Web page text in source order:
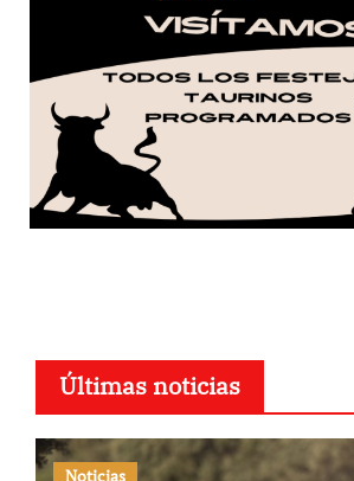
Últimas noticias
Noticias